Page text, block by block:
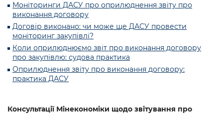
Моніторинги ДАСУ про оприлюднення звіту про
виконання договору
Договір виконано: чи може ще ДАСУ провести
моніторинг закупівлі?
Коли оприлюднюємо звіт про виконання договору
про закупівлю: судова практика
Оприлюднення звіту про виконання договору:
практика ДАСУ
Консультації Мінекономіки щодо звітування про